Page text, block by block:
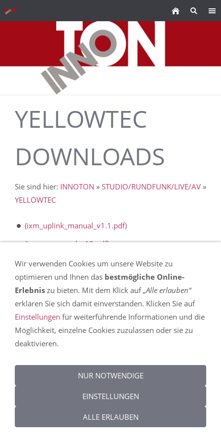
YELLOWTEC
DOWNLOADS
Sie sind hier: INNOTON » STUDIO/RUNDFUNK/LIVE/AV »
YELLOWTEC
(ixm_uplink_manual_v1.1.pdf)
(ixm_opmanual_v12.pdf)
(flashair_setup_v1.1.pdf)
YELLOWTEC Produktübersicht 2019
Impressum
Wir verwenden Cookies um unsere Website zu
optimieren und Ihnen das bestmögliche Online-
Erlebnis zu bieten. Mit dem Klick auf„Alle erlauben“
erklären Sie sich damit einverstanden. Klicken Sie auf
Einstellungen für weiterführende Informationen und die
Möglichkeit, einzelne Cookies zuzulassen oder sie zu
deaktivieren.
NUR NOTWENDIGE
EINSTELLUNGEN
ALLE ERLAUBEN